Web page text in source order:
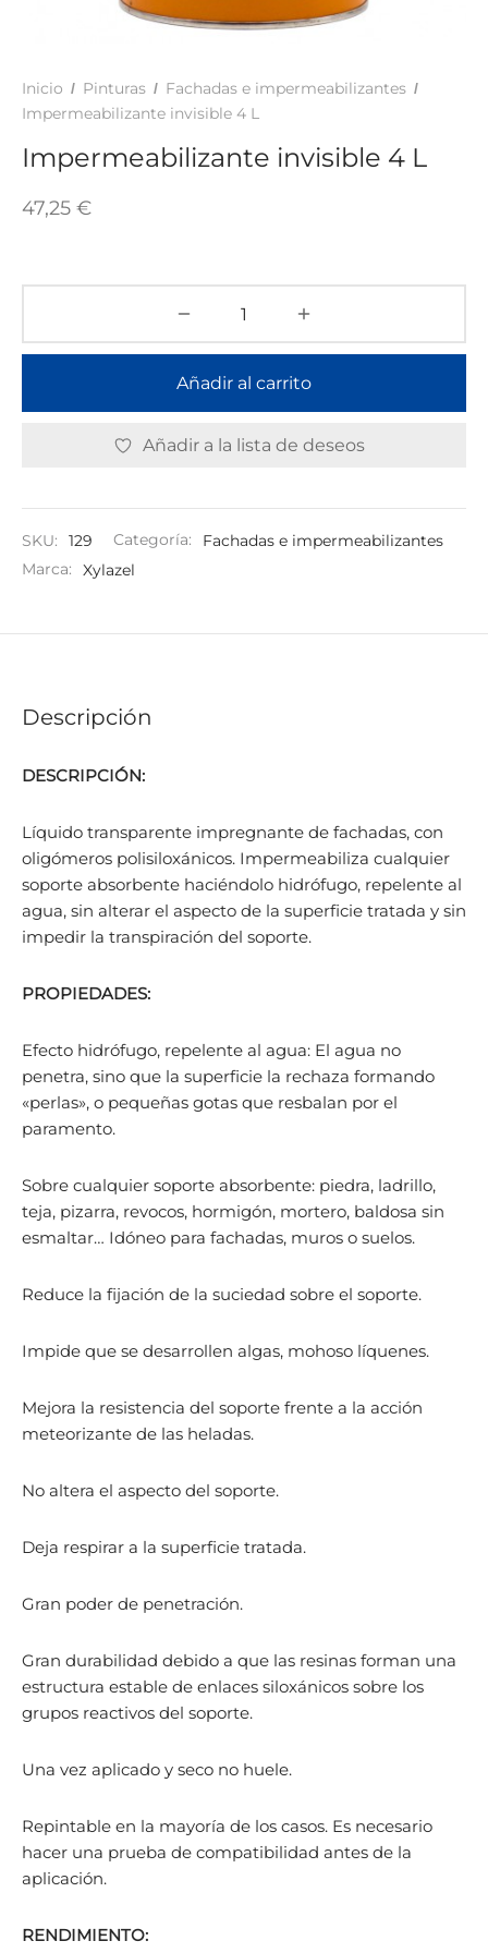
Inicio / Pinturas / Fachadas e impermeabilizantes /
Impermeabilizante invisible 4 L
Impermeabilizante invisible 4 L
47,25 €
Añadir al carrito
Añadir a la lista de deseos
SKU: 129 Categoría:
Fachadas e impermeabilizantes
Marca:
Xylazel
Descripción
DESCRIPCIÓN:
Líquido transparente impregnante de fachadas, con
oligómeros polisiloxánicos. Impermeabiliza cualquier
soporte absorbente haciéndolo hidrófugo, repelente al
agua, sin alterar el aspecto de la superficie tratada y sin
impedir la transpiración del soporte.
PROPIEDADES:
Efecto hidrófugo, repelente al agua: El agua no
penetra, sino que la superficie la rechaza formando
«perlas», o pequeñas gotas que resbalan por el
paramento.
Sobre cualquier soporte absorbente: piedra, ladrillo,
teja, pizarra, revocos, hormigón, mortero, baldosa sin
esmaltar… Idóneo para fachadas, muros o suelos.
Reduce la fijación de la suciedad sobre el soporte.
Impide que se desarrollen algas, mohoso líquenes.
Mejora la resistencia del soporte frente a la acción
meteorizante de las heladas.
No altera el aspecto del soporte.
Deja respirar a la superficie tratada.
Gran poder de penetración.
Gran durabilidad debido a que las resinas forman una
estructura estable de enlaces siloxánicos sobre los
grupos reactivos del soporte.
Una vez aplicado y seco no huele.
Repintable en la mayoría de los casos. Es necesario
hacer una prueba de compatibilidad antes de la
aplicación.
RENDIMIENTO:
ADHESIVOS Y COLAS
Y SUELOS
TINTES Y MANUALIDADES